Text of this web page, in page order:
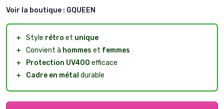
Voir la boutique : GQUEEN
＋ Style rétro et unique
＋ Convient à hommes et femmes
＋
Protection UV400 efficace
＋
Cadre en métal durable